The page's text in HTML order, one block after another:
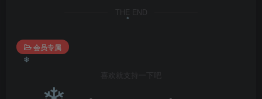
THE END
会员专属
喜欢就支持一下吧